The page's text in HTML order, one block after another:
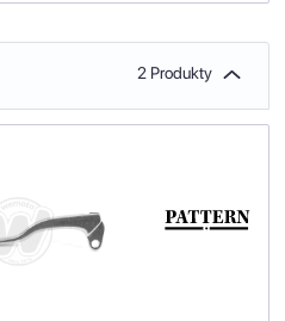
2 Produkty